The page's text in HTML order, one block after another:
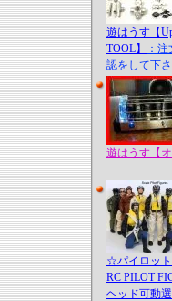
遊はうす【
TOOL】
：
認をして下さ
遊はうす【オ
☆パイロッ
RC PILOT
ヘッド可動